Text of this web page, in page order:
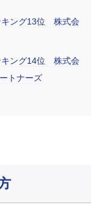
キング13位 株式会
キング14位 株式会
トナーズ